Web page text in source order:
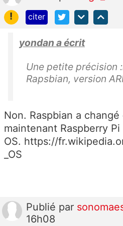
!
citer
yondan a écrit
Une petite précision
Rapsbian, version
Non. Raspbian a
maintenant Raspberry Pi
OS. https://
_OS
Publié par
16h08